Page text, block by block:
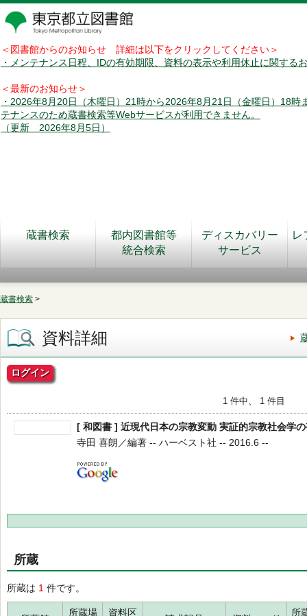
＜図書館からのお知らせ 詳細は以下をクリックしてください＞
・メンテナンス日程、IDの有効期限、資料の表示や利用休止に関する
＜最新のお知らせ＞
・2026年8月20日（木曜日）21時から2026年8月21日（金曜日）18時
テナンスのため蔵書検索等Webサービスが利用できません。
（更新 2026年8月5日）
蔵書検索
都内図書館等
統合検索
ディスカバリー
サービス
レ
蔵書検索 >
資料詳細
ログイン
1 件中、 1 件目
[ 和図書 ] 近現代日本の宗教変動 実証的宗教社会学
寺田 喜朗／編著 -- ハーベスト社 -- 2016.6 --
所蔵
所蔵は 1 件です。
所蔵場
資料区
所